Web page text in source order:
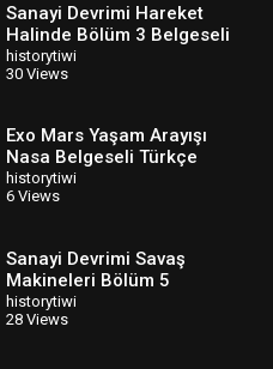
Sanayi Devrimi Hareket
Halinde Bölüm 3 Belgeseli
Türkçe Dublaj
historytiwi
30 Views
Exo Mars Yaşam Arayışı
Nasa Belgeseli Türkçe
Dublaj
historytiwi
6 Views
Sanayi Devrimi Savaş
Makineleri Bölüm 5
Belgeseli Türkçe Dublaj 2
historytiwi
28 Views